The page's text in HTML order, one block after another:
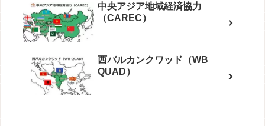
中央アジア地域経済協力
（CAREC）
西バルカンクワッド（WB
QUAD）